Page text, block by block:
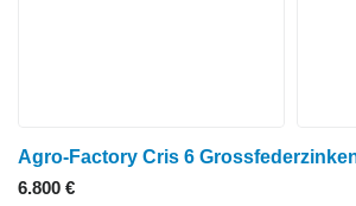
Agro-Factory Cris 6
6.800 €